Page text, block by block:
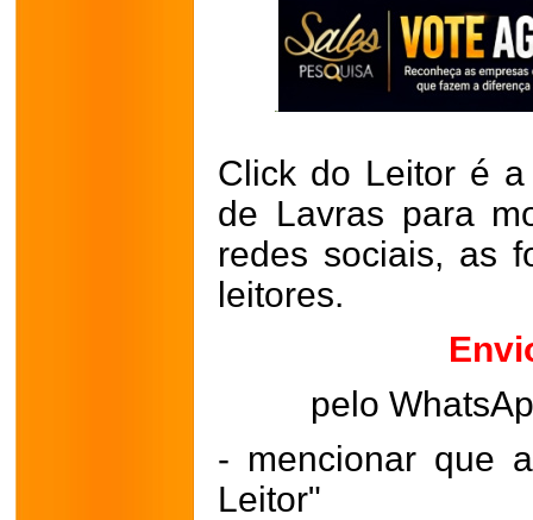
Click do Leitor é
de Lavras para
redes sociais, as
leitores.
pelo
- mencionar que
Leitor"